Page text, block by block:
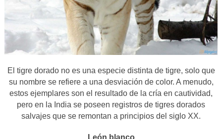
El tigre dorado no es una especie distinta de tigre, solo que
su nombre se refiere a una desviación de color. A menudo,
estos ejemplares son el resultado de la cría en cautividad,
pero en la India se poseen registros de tigres dorados
salvajes que se remontan a principios del siglo XX.
León blanco